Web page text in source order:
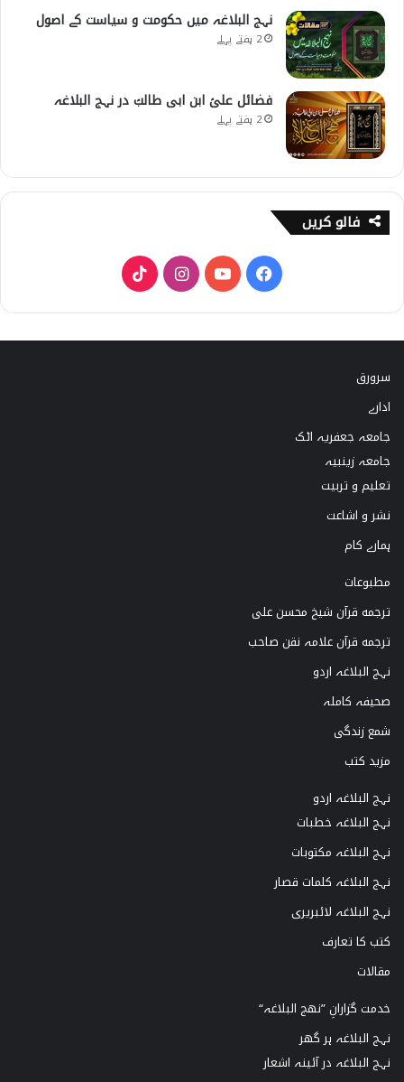
نہج البلاغہ میں حکومت و سیاست کے اصول
2 ہفتے پہلے
فضائل علیؑ ابن ابی طالبؑ در نہج البلاغہ
2 ہفتے پہلے
فالو کریں
F
a
c
Y
o
u
n
s
T
i
k
سرورق
ادارے
جامعہ جعفریہ اٹک
جامعہ زینبیہ
تعلیم و تربیت
نشر و اشاعت
ہمارے کام
مطبوعات
ترجمه قرآن شیخ محسن علی
ترجمه قرآن علامہ نقن صاحب
نہج البلاغہ اردو
صحیفہ کاملہ
شمع زندگی
مزید کتب
نہج البلاغہ اردو
نہج البلاغہ خطبات
نہج البلاغہ مکتوبات
نہج البلاغہ کلمات قصار
نہج البلاغہ لائبریری
کتب کا تعارف
مقالات
خدمت گزارانِ ”نھج البلاغہ“
نہج البلاغہ ہر گھر
نہج البلاغہ در آئینہ اشعار